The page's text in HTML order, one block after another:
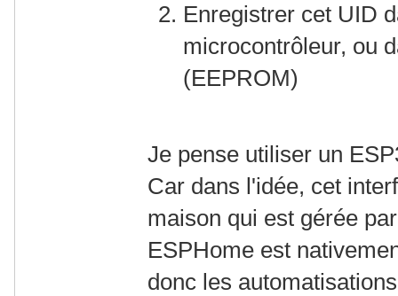
Enregistrer cet UID
microcontrôleur, ou
(EEPROM)
Je pense utiliser un
Car dans l'idée, cet
maison qui est gérée
ESPHome est
donc les